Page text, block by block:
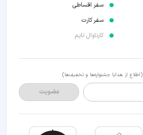
سفر اقساطی
سفر کارت
کارناوال تایم
(اطلاع از هدایا جشنواره‌ها و تخفیف‌ها)
عضویت